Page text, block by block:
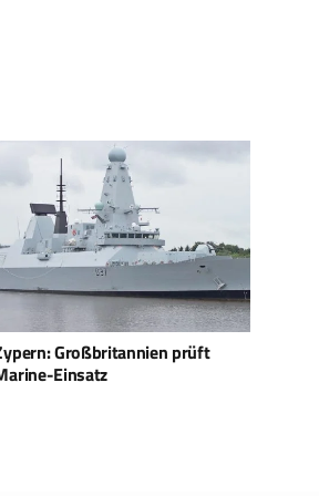
Abschuss eines MALE-
der USA